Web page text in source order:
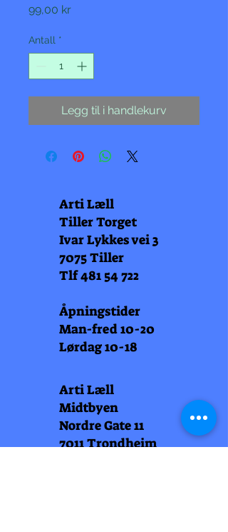
99,00 krPris
Antall *
Legg til i handlekurv
Arti Læll
Tiller Torget
Ivar Lykkes vei 3
7075 Tiller
Tlf481 54 722
Åpningstider
Man-fred 10-20
Lørdag 10-18
Arti Læll
Midtbyen
Nordre Gate 11
7011 Trondheim